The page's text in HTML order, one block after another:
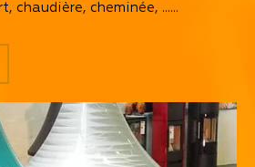
chaudière, cheminée, ......